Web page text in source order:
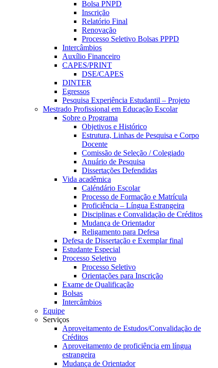
Bolsa PNPD
Inscrição
Relatório Final
Renovação
Processo Seletivo Bolsas PPPD
Intercâmbios
Auxílio Financeiro
CAPES/PRINT
DSE/CAPES
DINTER
Egressos
Pesquisa Experiência Estudantil – Projeto
Mestrado Profissional em Educação Escolar
Sobre o Programa
Objetivos e Histórico
Estrutura, Linhas de Pesquisa e Corpo
Docente
Comissão de Seleção / Colegiado
Anuário de Pesquisa
Dissertações Defendidas
Vida acadêmica
Caléndário Escolar
Processo de Formação e Matrícula
Proficiência – Língua Estrangeira
Disciplinas e Convalidação de Créditos
Mudança de Orientador
Religamento para Defesa
Defesa de Dissertação e Exemplar final
Estudante Especial
Processo Seletivo
Processo Seletivo
Orientações para Inscrição
Exame de Qualificação
Bolsas
Intercâmbios
Equipe
Serviços
Aproveitamento de Estudos/Convalidação de
Créditos
Aproveitamento de proficiência em língua
estrangeira
Mudança de Orientador